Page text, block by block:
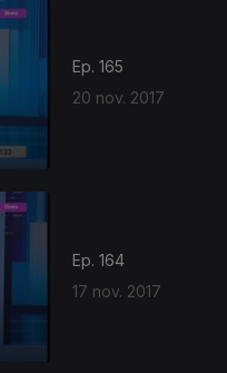
Ep. 165
20 nov. 2017
Ep. 164
17 nov. 2017